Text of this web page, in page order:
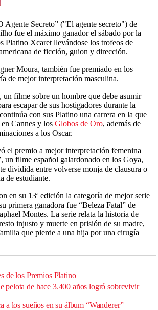
Agente Secreto” ("El agente secreto") de
fue el máximo ganador el sábado por la
Platino Xcaret llevándose los trofeos de
de ficción, guion y dirección.
Moura, también fue premiado en los
de mejor interpretación masculina.
un filme sobre un hombre que debe asumir
escapar de sus hostigadores durante la
con sus Platino una carrera en la que
Cannes y los Globos de Oro, además de
a los Oscar.
el premio a mejor interpretación femenina
un filme español galardonado en los Goya,
dividida entre volverse monja de clausura o
de estudiante.
en su 13ª edición la categoría de mejor serie
primera ganadora fue “Beleza Fatal” de
Montes. La serie relata la historia de
injusto y muerte en prisión de su madre,
que pierde a una hija por una cirugía
de los Premios Platino
pelota de hace 3.400 años logró sobrevivir
a los sueños en su álbum “Wanderer”